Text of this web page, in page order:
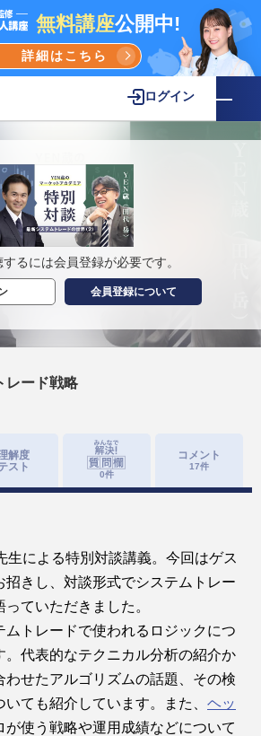
無料講座公開中!
詳細はこちら
ログイン
るには会員登録が必要です。
会員登録について
レード戦略
解度
スト
0件
コメント
17件
生による特別対談講義。今回はゲス
招きし、対談形式でシステムトレー
ていただきました。
ムトレードで使われるロジックにつ
。代表的なテクニカル分析の紹介か
わせたアルゴリズムの話題、その検
ても紹介しています。また、 ヘッ
が使う戦略や運用成績などについて